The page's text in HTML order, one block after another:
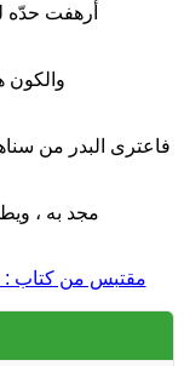
أرهفت حدّه
والكون
فاعترى البدر من
مجد به ،
مقتبس من كتاب :